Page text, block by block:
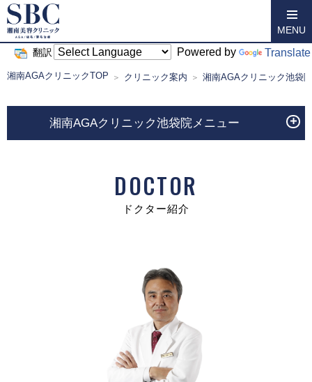
翻訳 Powered by Translate
MENU
湘南AGAクリニックTOP クリニック案内 湘南AGAクリニック池袋院
湘南AGAクリニック池袋院メニュー
DOCTOR
ドクター紹介